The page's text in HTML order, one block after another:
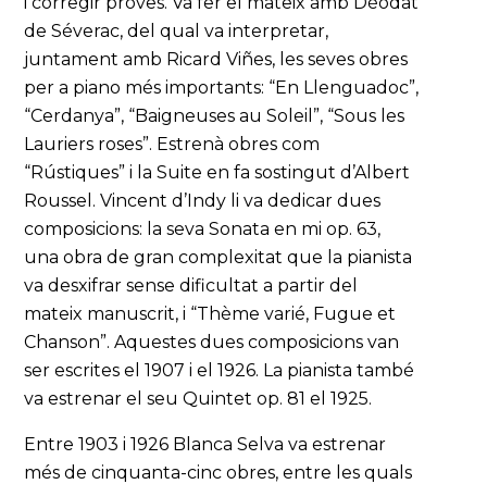
de Séverac, del qual va interpretar,
juntament amb Ricard Viñes, les seves obres
per a piano més importants: “En Llenguadoc”,
“Cerdanya”, “Baigneuses au Soleil”, “Sous les
Lauriers roses”. Estrenà obres com
“Rústiques” i la Suite en fa sostingut d’Albert
Roussel. Vincent d’Indy li va dedicar dues
composicions: la seva Sonata en mi op. 63,
una obra de gran complexitat que la pianista
va desxifrar sense dificultat a partir del
mateix manuscrit, i “Thème varié, Fugue et
Chanson”. Aquestes dues composicions van
ser escrites el 1907 i el 1926. La pianista també
va estrenar el seu Quintet op. 81 el 1925.
Entre 1903 i 1926 Blanca Selva va estrenar
més de cinquanta-cinc obres, entre les quals